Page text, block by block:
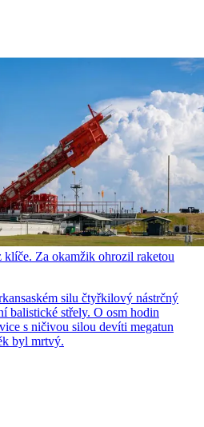
Za okamžik ohrozil raketou
silu čtyřkilový nástrčný
balistické střely. O osm hodin
s ničivou silou devíti megatun
byl mrtvý.